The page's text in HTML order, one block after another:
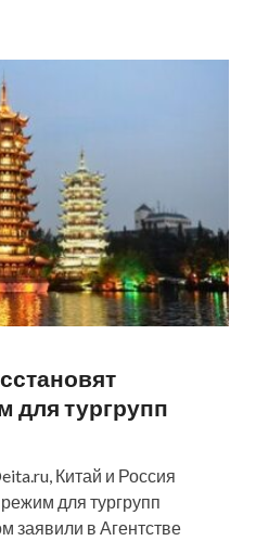
для тургрупп
Китай и Россия
для тургрупп
заявили в Агентстве